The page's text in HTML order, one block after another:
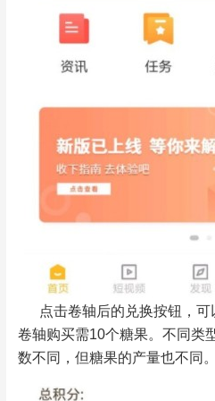
点击卷轴后的兑换按钮，可
卷轴购买需10个糖果。不同类
数不同，但糖果的产量也不同。